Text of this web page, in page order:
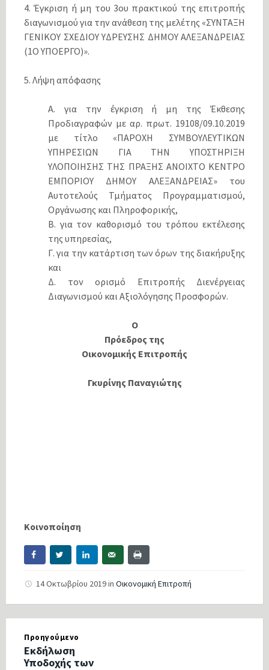
4. Έγκριση ή μη του 3ου πρακτικού της επιτροπής
διαγωνισμού για την ανάθεση της μελέτης «ΣΥΝΤΑΞΗ
ΓΕΝΙΚΟΥ ΣΧΕΔΙΟΥ ΥΔΡΕΥΣΗΣ ΔΗΜΟΥ ΑΛΕΞΑΝΔΡΕΙΑΣ
(1Ο ΥΠΟΕΡΓΟ)».
5. Λήψη απόφασης
Α. για την έγκριση ή μη της Έκθεσης
Προδιαγραφών με αρ. πρωτ. 19108/09.10.2019
με τίτλο «ΠΑΡΟΧΗ ΣΥΜΒΟΥΛΕΥΤΙΚΩΝ
ΥΠΗΡΕΣΙΩΝ ΓΙΑ ΤΗΝ ΥΠΟΣΤΗΡΙΞΗ
ΥΛΟΠΟΙΗΣΗΣ ΤΗΣ ΠΡΑΞΗΣ ΑΝΟΙΧΤΟ ΚΕΝΤΡΟ
ΕΜΠΟΡΙΟΥ ΔΗΜΟΥ ΑΛΕΞΑΝΔΡΕΙΑΣ» του
Αυτοτελούς Τμήματος Προγραμματισμού,
Οργάνωσης και Πληροφορικής,
Β. για τον καθορισμό του τρόπου εκτέλεσης
της υπηρεσίας,
Γ. για την κατάρτιση των όρων της διακήρυξης
και
Δ. τον ορισμό Επιτροπής Διενέργειας
Διαγωνισμού και Αξιολόγησης Προσφορών.
Ο
Πρόεδρος της
Οικονομικής Επιτροπής
Γκυρίνης Παναγιώτης
Κοινοποίηση
14 Οκτωβρίου 2019in Οικονομική Επιτροπή
Προηγούμενο
Εκδήλωση
Υποδοχής των